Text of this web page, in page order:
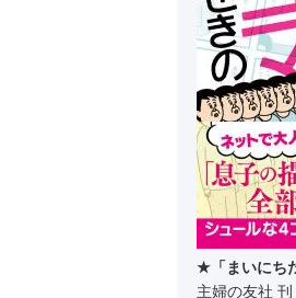
★「まいにち
主婦の友社 刊